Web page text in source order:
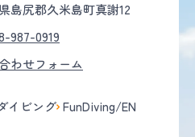
島尻郡久米島町真謝12
987-0919
わせフォーム
イビング FunDiving/EN